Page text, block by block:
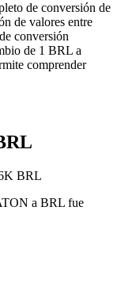
de conversión de
de valores entre
conversión
de 1 BRL a
comprender
BRL
a BRL fue